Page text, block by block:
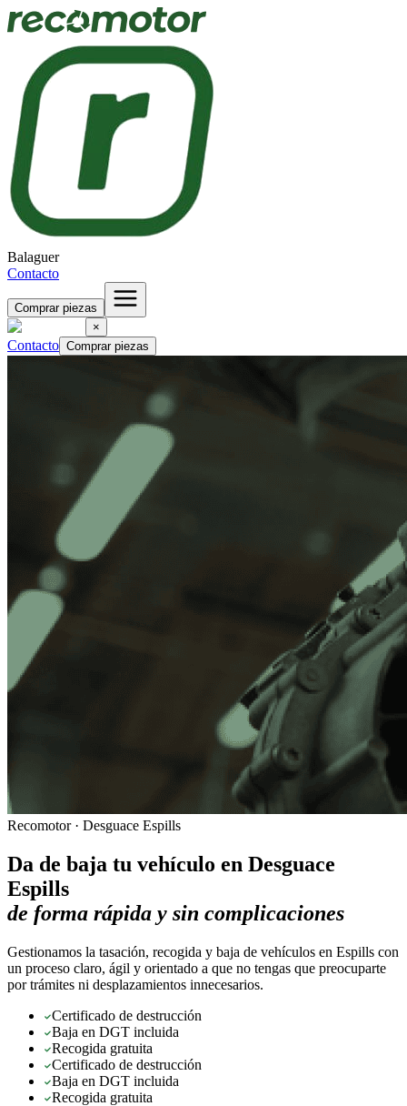
Balaguer
Contacto
Comprar piezas
×
Contacto Comprar piezas
Recomotor · Desguace Espills
Da de baja tu vehículo en Desguace
Espills
de forma rápida y sin complicaciones
Gestionamos la tasación, recogida y baja de vehículos en Espills con
un proceso claro, ágil y orientado a que no tengas que preocuparte
por trámites ni desplazamientos innecesarios.
Certificado de destrucción
Baja en DGT incluida
Recogida gratuita
Certificado de destrucción
Baja en DGT incluida
Recogida gratuita